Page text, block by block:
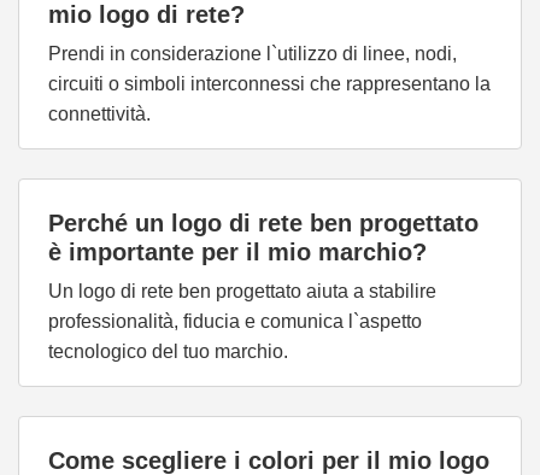
mio logo di rete?
Prendi in considerazione l`utilizzo di linee, nodi,
circuiti o simboli interconnessi che rappresentano la
connettività.
Perché un logo di rete ben progettato
è importante per il mio marchio?
Un logo di rete ben progettato aiuta a stabilire
professionalità, fiducia e comunica l`aspetto
tecnologico del tuo marchio.
Come scegliere i colori per il mio logo